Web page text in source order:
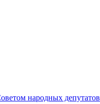
народных депутатов